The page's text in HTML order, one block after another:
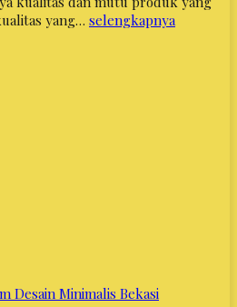
yang… selengkapnya
Desain Minimalis Bekasi